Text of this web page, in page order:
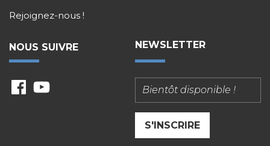
Rejoignez-nous !
NOUS SUIVRE
fb ytu
NEWSLETTER